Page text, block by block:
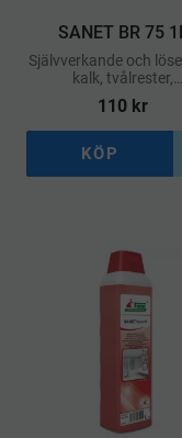
SANET BR 75
Självverkande och
kalk, tvålrester,
urinavlagringar,
beläggningar, rost
cementrester
110 kr
KÖP